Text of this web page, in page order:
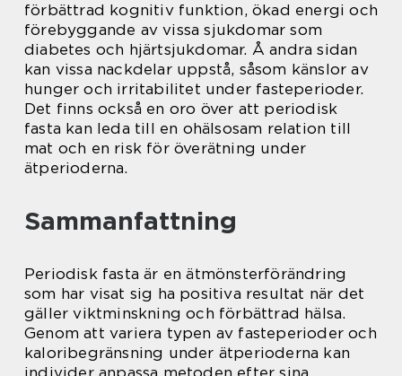
förbättrad kognitiv funktion, ökad energi och
förebyggande av vissa sjukdomar som
diabetes och hjärtsjukdomar. Å andra sidan
kan vissa nackdelar uppstå, såsom känslor av
hunger och irritabilitet under fasteperioder.
Det finns också en oro över att periodisk
fasta kan leda till en ohälsosam relation till
mat och en risk för överätning under
ätperioderna.
Sammanfattning
Periodisk fasta är en ätmönsterförändring
som har visat sig ha positiva resultat när det
gäller viktminskning och förbättrad hälsa.
Genom att variera typen av fasteperioder och
kaloribegränsning under ätperioderna kan
individer anpassa metoden efter sina